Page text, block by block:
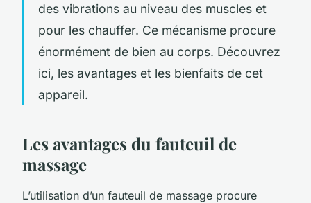
des vibrations au niveau des muscles et
pour les chauffer. Ce mécanisme procure
énormément de bien au corps. Découvrez
ici, les avantages et les bienfaits de cet
appareil.
Les avantages du fauteuil de
massage
L’utilisation d’un fauteuil de massage procure